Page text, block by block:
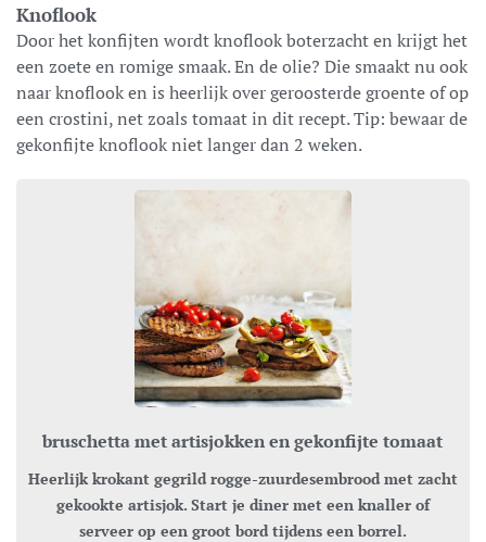
Knoflook
Door het konfijten wordt knoflook boterzacht en krijgt het
een zoete en romige smaak. En de olie? Die smaakt nu ook
naar knoflook en is heerlijk over geroosterde groente of op
een crostini, net zoals tomaat in dit recept. Tip: bewaar de
gekonfijte knoflook niet langer dan 2 weken.
bruschetta met artisjokken en gekonfijte tomaat
Heerlijk krokant gegrild rogge-zuurdesembrood met zacht
gekookte artisjok. Start je diner met een knaller of
serveer op een groot bord tijdens een borrel.